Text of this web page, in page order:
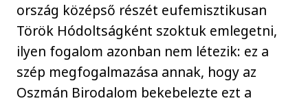
ország középső részét eufemisztikusan
Török Hódoltságként szoktuk emlegetni,
ilyen fogalom azonban nem létezik: ez a
szép megfogalmazása annak, hogy az
Oszmán Birodalom bekebelezte ezt a